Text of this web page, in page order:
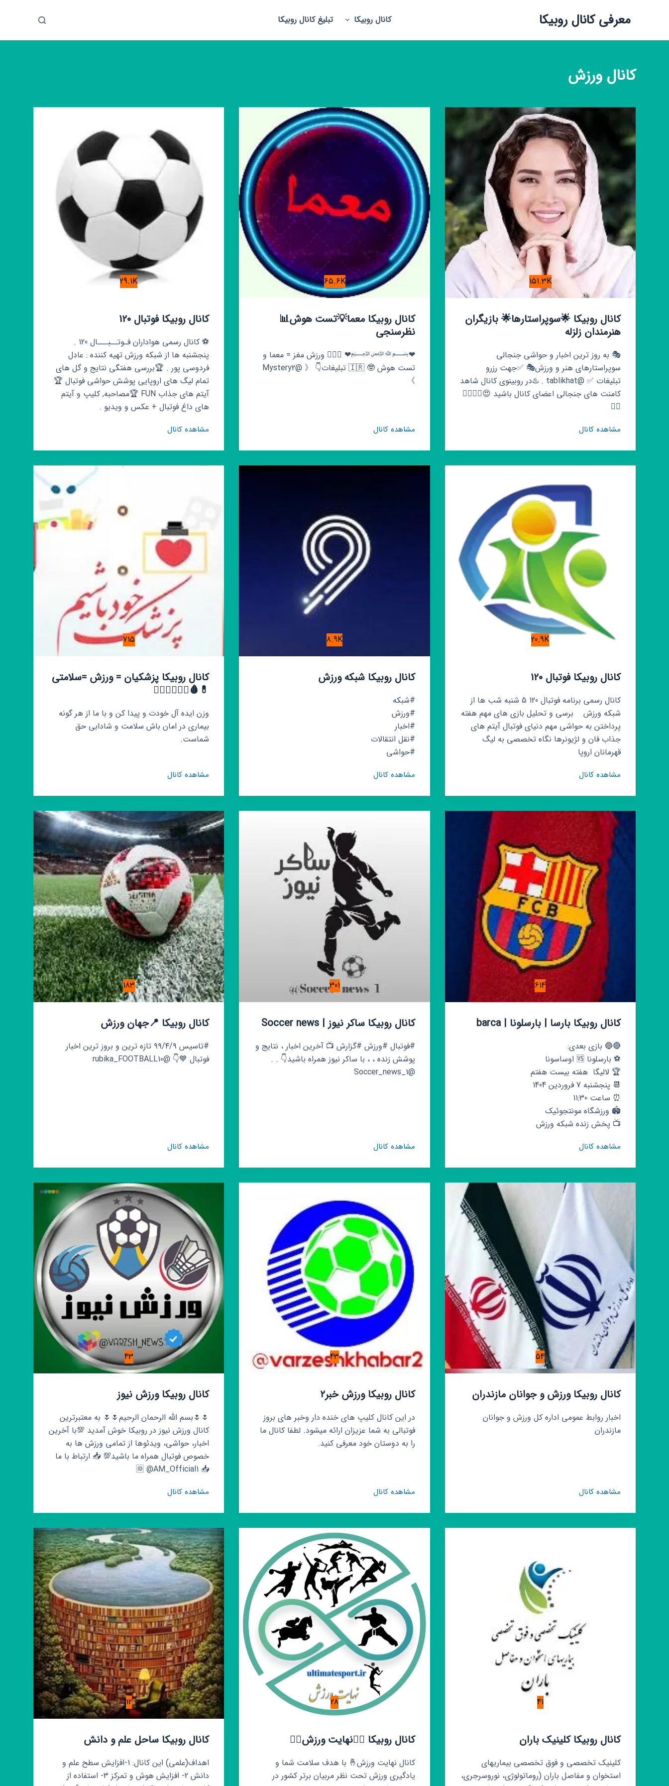
ش
معرفی کانال روبیکا کانال روبیکا تبلیغ کانال روبیکا
کانال ورزش
151.3K
کانال روبیکا 🌟سوپراستارها🌟 بازیگران
هنرمندان زلزله
🎭 به روز ترین اخبار و حواشی جنجالی
سوپراستارهای هنر و ورزش🎭 ✅جهت رزرو
تبلیغات ✅ @tablikhat . ♨️در روبینوی کانال شاهد
کامنت های جنجالی اعضای کانال باشید 😍👇🏾👇🏾
👇🏾
مشاهده کانالکانال
🌟
سوپراستارها
بازیگران
هنرمندان
65.6K
کانال روبیکا معما💡تست هوش📊
نظرسنجی
❤﷽❤ 🏋‍♂🧠 ورزش مغز = معما و
تست هوش 🤓 🇮🇷 تبلیغات👇 《 @Mystery2
》
مشاهده کانالکانال
معما
💡
نظرسنجی
29.1K
کانال روبیکا فوتبال 120
⚽ کانال رسمی هواداران فـوتــبـــال 120 .
پنجشنبه ها از شبکه ورزش تهیه کننده : عادل
فردوسی پور . 🏆بررسی هفتگی نتایج و گل های
تمام لیگ های اروپایی پوشش حواشی فوتبال 🏆
آیتم های جذاب FUN 🏆مصاحبه, کلیپ و آیتم
های داغ فوتبال + عکس و ویدیو .
مشاهده کانالکانال
فوتبال
120
20.9K
کانال روبیکا فوتبال 120
کانال رسمی برنامه فوتبال 120 5 شنبه شب ها از
شبکه ورزش ‌ ‌ ‌ ‌برسی و تحلیل بازی های مهم هفته
پرداختن به حواشی مهم دنیای فوتبال آیتم های
جذاب فان و لژیونرها نگاه تخصصی به لیگ
قهرمانان اروپا ‌ ‌ ‌ ‌
مشاهده کانالکانال
فوتبال
120
8.9K
کانال روبیکا شبکه ورزش
#شبکه
#ورزش
#اخبار
#نقل انتقالات
#حواشی
مشاهده کانالکانال
شبکه
ورزش
715
کانال روبیکا پزشکیان = ورزش =سلامتی
💊🩸🚵‍♀️🤾‍♀️🤾‍♂️
وزن ایده آل خودت و پیدا کن و با ما از هر گونه
بیماری در امان باش سلامت و شادابی حق
شماست.
مشاهده کانالکانال
پزشکیان
=
ورزش
=سلامتی
💊
🩸
🚵‍♀️
🤾‍♀️
🤾‍♂️
614
کانال روبیکا بارسا | بارسلونا | barca
🔴🔵 بازی بعدی:
⚽️ بارسلونا 🆚 اوساسونا
🏆 لالیگا هفته بیست هفتم
📆 پنجشنبه 7 فروردین 1404
⏰ ساعت 11:30
🏟 ورزشگاه مونتجوئیک
‌📺 پخش زنده شبکه ورزش
مشاهده کانالکانال
بارسا
|
بارسلونا
301
کانال روبیکا ساکر نیوز | Soccer news
#فوتبال‌ #ورزش‌ #گزارش 📺 آخرین اخبار ، نتایج و
پوشش زنده ، ، با ساکر نیوز همراه باشید👇 . .
@Soccer_news_1
مشاهده کانالکانال
ساکر
نیوز
Soccer
news
183
کانال روبیکا 📍جهان ورزش
#تاسیس ۹۹/۴/۹ تازه ترین و بروز ترین اخبار
فوتبال 💙👇 @rubika_FOOTBALL10
مشاهده کانالکانال
📍
جهان
ورزش
54
کانال روبیکا ورزش و جوانان مازندران
اخبار روابط عمومی اداره کل ورزش و جوانان
مازندران
مشاهده کانالکانال
ورزش
و
43
کانال روبیکا ورزش خبر۲
در این کانال کلیپ های خنده دار وخبر های بروز
فوتبالی به شما عزیزان ارائه میشود. لطفا کانال ما
را به دوستان خود معرفی کنید.
مشاهده کانالکانال
ورزش
خبر۲
43
کانال روبیکا ورزش نیوز
🌷🌷بسم الله الرحمان الرحیم🌷🌷 به معتبرترین
کانال ورزش نیوز در روبیکا خوش آمدید 💯با آخرین
اخبار، حواشی، ویدئوها از تمامی ورزش ها به
خصوص فوتبال همراه ما باشید💯 📥 ارتباط با ما
📥 🆔 @AM_Official1
مشاهده کانالکانال
ورزش
نیوز
41
کانال روبیکا کلینیک باران
کلینیک تخصصی و فوق تخصصی بیماریهای
استخوان و مفاصل باران (روماتولوژی، نوروسرجری،
28
کانال روبیکا 🏃‍♂️نهایت ورزش🏃‍♀️
کانال نهایت ورزش🤞 با هدف سلامت شما و
یادگیری ورزش تحت نظر مربیان برتر کشور در
12
کانال روبیکا ساحل علم و دانش
اهداف(علمی) این کانال: 1-افزایش سطح علم و
دانش 2- افزایش هوش و تمرکز 3- استفاده از